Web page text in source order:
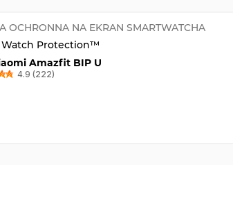
OCHRONNA NA EKRAN SMARTWATCHA
Protection™
Amazfit BIP U
4.9 (222)